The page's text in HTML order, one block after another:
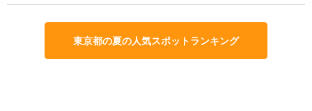
東京都の夏の人気スポットランキング